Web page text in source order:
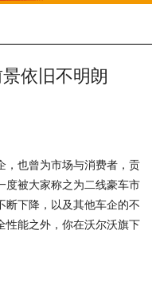
依旧不明朗
，也曾为市场与消费者，贡
度被大家称之为二线豪车市
断下降，以及其他车企的不
性能之外，你在沃尔沃旗下